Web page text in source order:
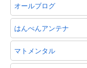
オールブログ
はんぺんアンテナ
マトメンタル